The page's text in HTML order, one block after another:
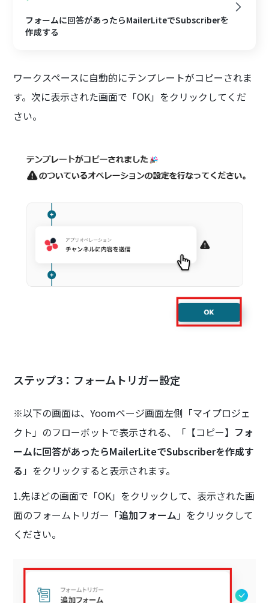
フォームに回答があったらMailerLiteでSubscriberを
作成する
ワークスペースに自動的にテンプレートがコピーされま
す。次に表示された画面で「OK」をクリックしてくだ
さい。
ステップ3：フォームトリガー設定
※以下の画面は、Yoomページ画面左側「マイプロジェ
クト」のフローボットで表示される、「【コピー】 フォ
ームに回答があったらMailerLiteでSubscriberを作成す
る」をクリックすると表示されます。
1.先ほどの画面で「OK」をクリックして、表示された画
面のフォームトリガー「追加フォーム」をクリックして
ください。